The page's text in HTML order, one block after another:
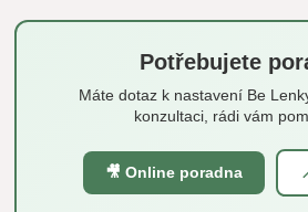
Potřebujete
Máte dotaz k nastavení Be
konzultaci, rádi vám
🎥 Online poradna